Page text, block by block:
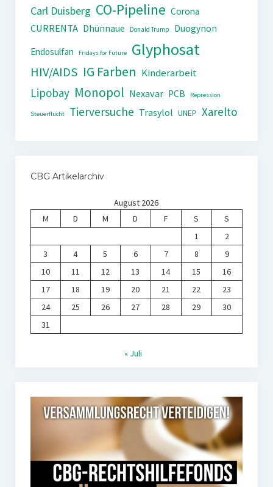
Carl Duisberg CO-Pipeline Corona
CURRENTA Dhünnaue Donald Trump
Duogynon
Endosulfan
Fridays for Future Glyphosat
HIV/AIDS IG Farben Kinderarbeit
Lipobay Monopol Nexavar PCB Repression
Steuerflucht Tierversuche Trasylol UNEP Xarelto
CBG Artikelarchiv
August 2026
M
D M D F S
S
1
2
3
4 5 6 7 8
9
10
11 12 13 14 15
16
17
18 19 20 21 22
23
24
25 26 27 28 29
30
31
« Juli